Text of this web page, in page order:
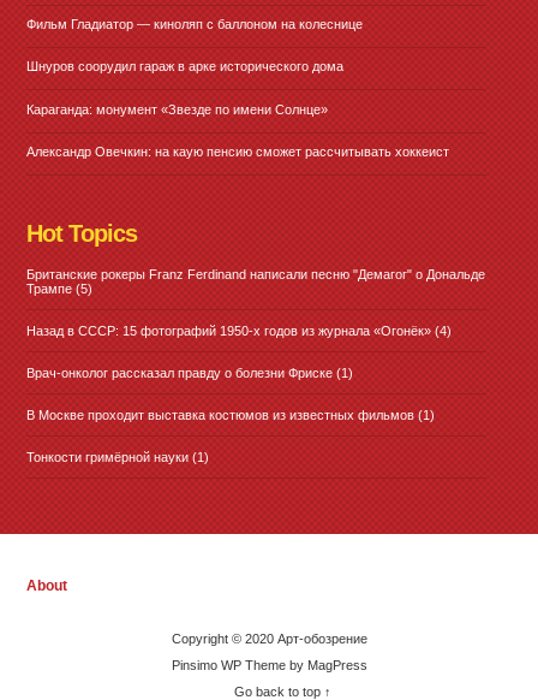
Фильм Гладиатор — киноляп с баллоном на колеснице
Шнуров соорудил гараж в арке исторического дома
Караганда: монумент «Звезде по имени Солнце»
Александр Овечкин: на каую пенсию сможет рассчитывать хоккеист
Hot Topics
Британские рокеры Franz Ferdinand написали песню "Демагог" о Дональде
Трампе (5)
Назад в СССР: 15 фотографий 1950-х годов из журнала «Огонёк» (4)
Врач-онколог рассказал правду о болезни Фриске (1)
В Москве проходит выставка костюмов из известных фильмов (1)
Тонкости гримёрной науки (1)
About
Copyright © 2020 Арт-обозрение
Pinsimo WP Theme by MagPress
Go back to top ↑